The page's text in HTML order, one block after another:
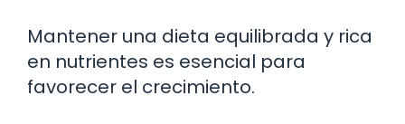
Mantener una dieta equilibrada y rica
en nutrientes es esencial para
favorecer el crecimiento.